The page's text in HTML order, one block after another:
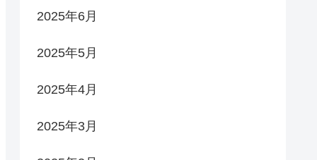
2025年6月
2025年5月
2025年4月
2025年3月